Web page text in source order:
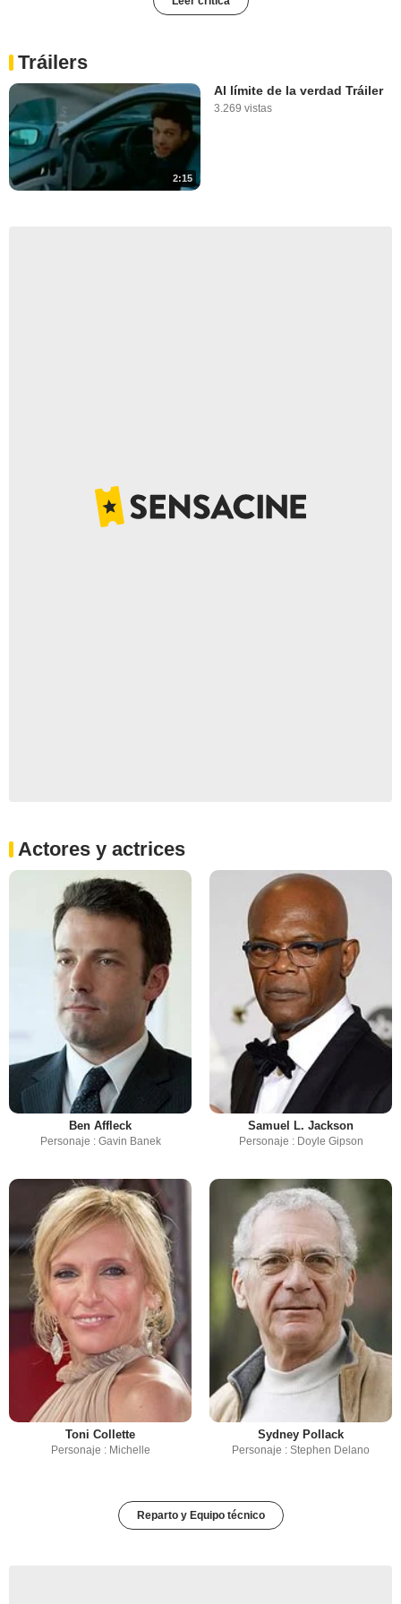
Tráilers
2:15
Al límite de la verdad Tráiler
3.269 vistas
Actores y actrices
Ben Affleck
Personaje : Gavin Banek
Samuel L. Jackson
Personaje : Doyle Gipson
Toni Collette
Personaje : Michelle
Sydney Pollack
Personaje : Stephen Delano
Reparto y Equipo técnico